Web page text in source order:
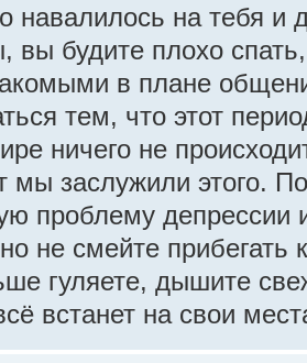
навалилось на тебя и
вы будите плохо
в плане
тем, что этот
ничего не
мы заслужили этого.
проблему депрессии
не смейте прибегать
гуляете, дышите
встанет на свои